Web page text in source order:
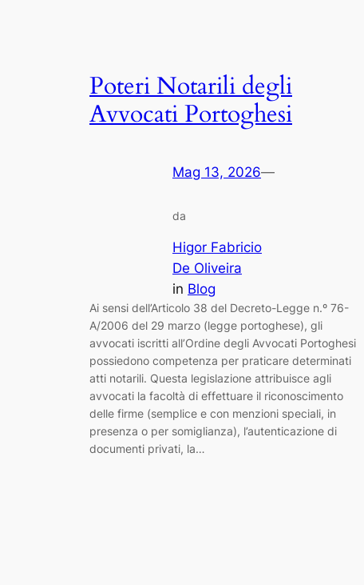
Poteri Notarili degli
Avvocati Portoghesi
Mag 13, 2026—
da
Higor Fabricio
De Oliveira
in Blog
Ai sensi dell’Articolo 38 del Decreto-Legge n.º 76-
A/2006 del 29 marzo (legge portoghese), gli
avvocati iscritti all’Ordine degli Avvocati Portoghesi
possiedono competenza per praticare determinati
atti notarili. Questa legislazione attribuisce agli
avvocati la facoltà di effettuare il riconoscimento
delle firme (semplice e con menzioni speciali, in
presenza o per somiglianza), l’autenticazione di
documenti privati, la…